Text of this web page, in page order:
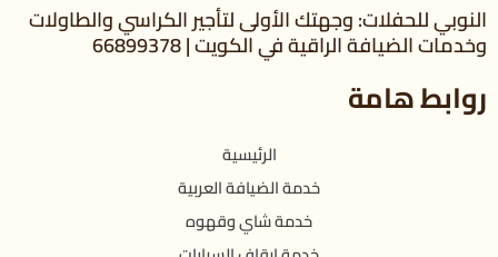
النوبي للحفلات: وجهتك الأولى لتأجير الكراسي والطاولات
وخدمات الضيافة الراقية في الكويت | 66899378
روابط هامة
الرئيسية
خدمة الضيافة العربية
خدمة شاي وقهوه